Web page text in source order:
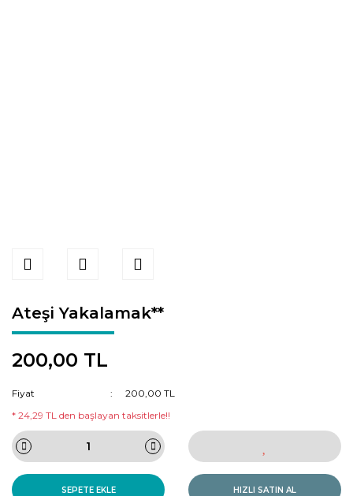
Ateşi Yakalamak**
200,00 TL
Fiyat
200,00 TL
* 24,29 TL den başlayan taksitlerle!!
SEPETE EKLE HIZLI SATIN AL